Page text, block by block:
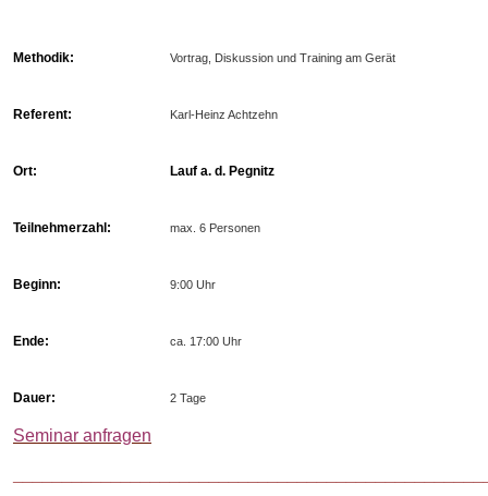
Methodik: Vortrag, Diskussion und Training am Gerät
Referent: Karl-Heinz Achtzehn
Ort: Lauf a. d. Pegnitz
Teilnehmerzahl: max. 6 Personen
Beginn: 9:00 Uhr
Ende: ca. 17:00 Uhr
Dauer: 2 Tage
Seminar anfragen